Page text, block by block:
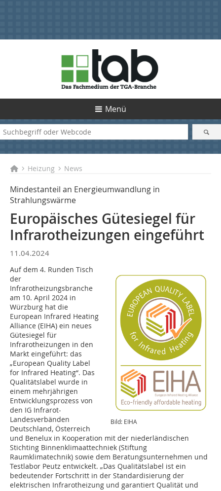
Menü
Heizung News
Mindestanteil an Energieumwandlung in
Strahlungswärme
Europäisches Gütesiegel für
Infrarotheizungen eingeführt
11.04.2024
Bild: EIHA
Auf dem 4. Runden Tisch
der
Infrarotheizungsbranche
am 10. April 2024 in
Würzburg hat die
European Infrared Heating
Alliance (EIHA) ein neues
Gütesiegel für
Infrarotheizungen in den
Markt eingeführt: das
„European Quality Label
for Infrared Heating“. Das
Qualitätslabel wurde in
einem mehrjährigen
Entwicklungsprozess von
den IG Infrarot-
Landesverbänden
Deutschland, Österreich
und Benelux in Kooperation mit der niederländischen
Stichting Binnenklimaattechniek (Stiftung
Raumklimatechnik) sowie dem Beratungsunternehmen und
Testlabor Peutz entwickelt. „Das Qualitätslabel ist ein
bedeutender Fortschritt in der Standardisierung der
elektrischen Infrarotheizung und garantiert Qualität und